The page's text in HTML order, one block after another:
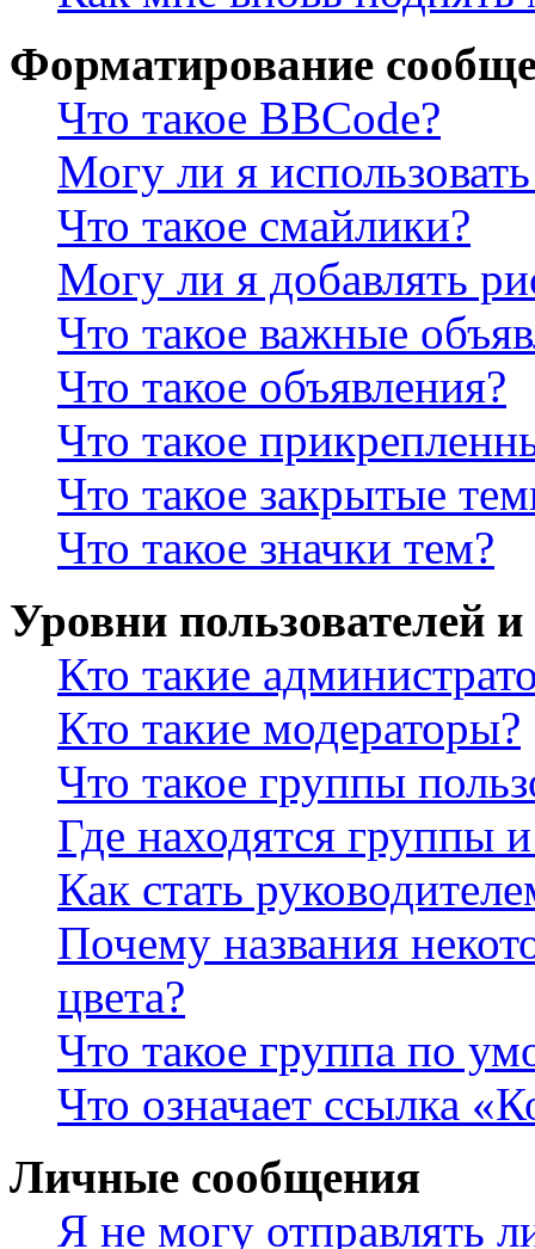
Форматирование
Что такое BBCode?
Могу ли я
Что такое смайлики?
Могу ли я добавлять
Что такое важные
Что такое объявления?
Что такое
Что такое закрытые
Что такое значки тем?
Уровни пользователей
Кто такие
Кто такие модераторы?
Что такое группы
Где находятся группы
Как стать
Почему названия
цвета?
Что такое группа по
Что означает ссылка
Личные сообщения
Я не могу отправлять